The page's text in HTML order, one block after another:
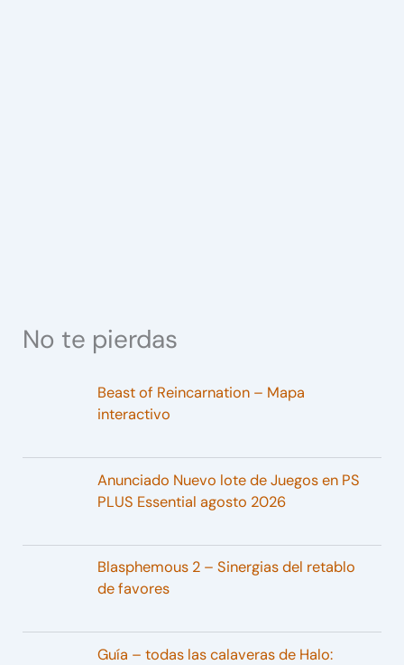
No te pierdas
Beast of Reincarnation – Mapa
interactivo
Anunciado Nuevo lote de Juegos en PS
PLUS Essential agosto 2026
Blasphemous 2 – Sinergias del retablo
de favores
Guía – todas las calaveras de Halo: